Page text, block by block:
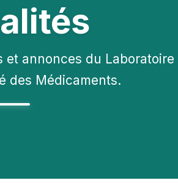
annonces du
des Médicaments.